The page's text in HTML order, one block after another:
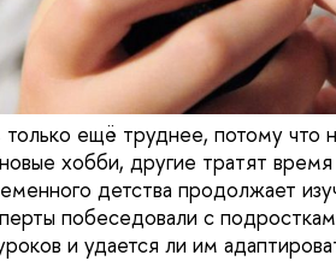
ещё труднее, потому что
хобби, другие тратят
детства продолжает
побеседовали с
и удается ли им